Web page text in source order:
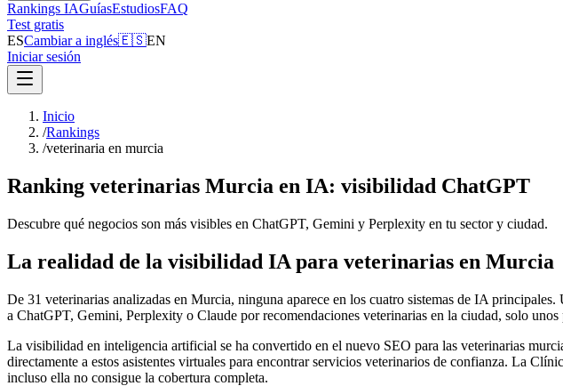
Rankings IAGuíasEstudiosFAQ
Test gratis
ESCambiar a inglés🇪🇸EN
Iniciar sesión
Inicio
/Rankings
/veterinaria en murcia
Ranking veterinarias Murcia en IA: visibilidad ChatGPT
Descubre qué negocios son más visibles en ChatGPT, Gemini y Perplexity en tu sector y ciudad.
La realidad de la visibilidad IA para veterinarias en Murcia
De 31 veterinarias analizadas en Murcia, ninguna aparece en los cuatro sistemas de IA
a ChatGPT, Gemini, Perplexity o Claude por recomendaciones veterinarias en la ciudad, solo
La visibilidad en inteligencia artificial se ha convertido en el nuevo SEO para las veterinarias
directamente a estos asistentes virtuales para encontrar servicios veterinarios de confianza. La
incluso ella no consigue la cobertura completa.